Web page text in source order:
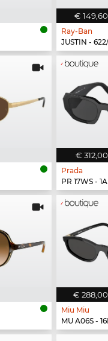
€ 149,60
Ray-Ban
JUSTIN -
€ 312,00
Prada
PR 17WS -
€ 288,00
Miu Miu
MU A06S -